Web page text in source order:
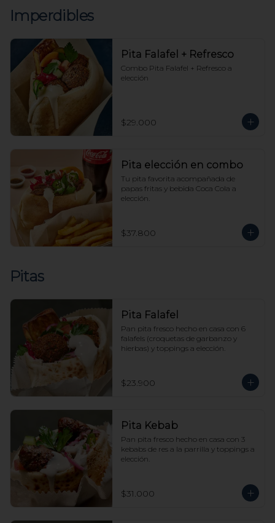
Imperdibles
Pita Falafel + Refresco
Combo Pita Falafel + Refresco a
elección
$29.000
Pita elección en combo
Tu pita favorita acompañada de
papas fritas y bebida Coca Cola a
elección.
$37.800
Pitas
Pita Falafel
Pan pita fresco hecho en casa con 6
falafels (croquetas de garbanzo y
hierbas) y toppings a elección.
$23.900
Pita Kebab
Pan pita fresco hecho en casa con 3
kebabs de res a la parrilla y toppings a
elección.
$31.000